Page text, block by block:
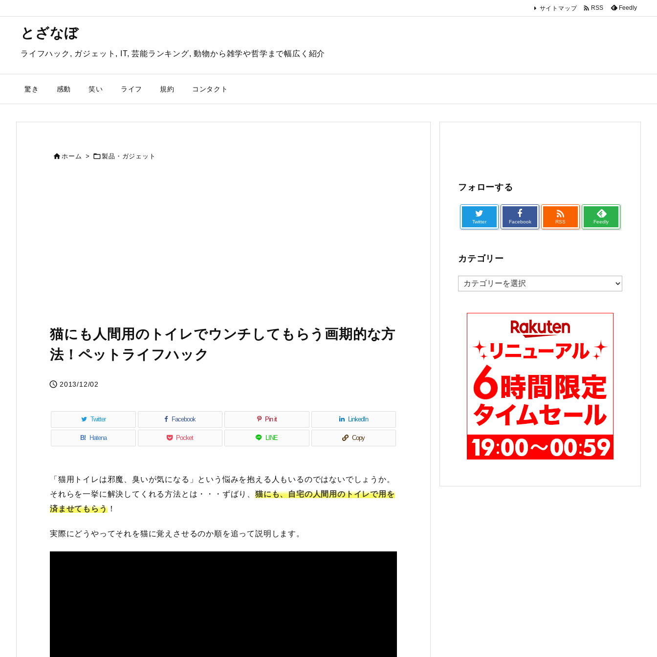
とざなぼ
ライフハック, ガジェット, IT, 芸能ランキング, 動物から雑学や哲学まで幅広く紹介
驚き 感動 笑い ライフ 規約 コンタクト
サイトマップ  RSS Feedly
ホーム > 製品・ガジェット
猫にも人間用のトイレでウンチしてもらう画期的な方
法！ペットライフハック
 2013/12/02
Twitter Facebook Pin it LinkedIn
B! Hatena Pocket LINE Copy
「猫用トイレは邪魔、臭いが気になる」という悩みを抱える人もいるのではないでしょうか。
それらを一挙に解決してくれる方法とは・・・ずばり、 猫にも、自宅の人間用のトイレで用を
済ませてもらう！
実際にどうやってそれを猫に覚えさせるのか順を追って説明します。
フォローする
Twitter Facebook

RSS Feedly
カテゴリー
カ